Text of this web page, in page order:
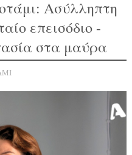
Ασύλληπτη
επεισόδιο -
στα μαύρα